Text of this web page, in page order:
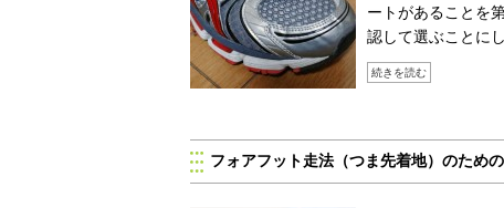
ートがあることを
認して選ぶことにし
続きを読む
フォアフット走法（つま先着地）のため